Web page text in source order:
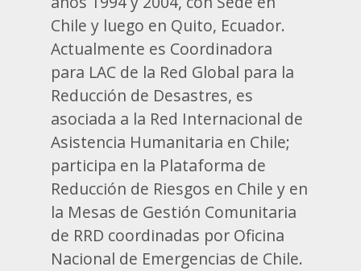
Chile y luego en Quito, Ecuador.
Actualmente es Coordinadora
para LAC de la Red Global para la
Reducción de Desastres, es
asociada a la Red Internacional de
Asistencia Humanitaria en Chile;
participa en la Plataforma de
Reducción de Riesgos en Chile y en
la Mesas de Gestión Comunitaria
de RRD coordinadas por Oficina
Nacional de Emergencias de Chile.